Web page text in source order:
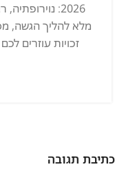
2026:
מלא להליך הגשה,
זכויות עוזרים
כתיבת תגובה